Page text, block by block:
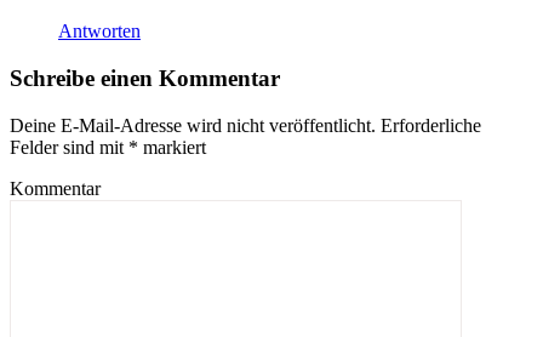
Antworten
Schreibe einen Kommentar
Deine E-Mail-Adresse wird nicht veröffentlicht. Erforderliche
Felder sind mit * markiert
Kommentar